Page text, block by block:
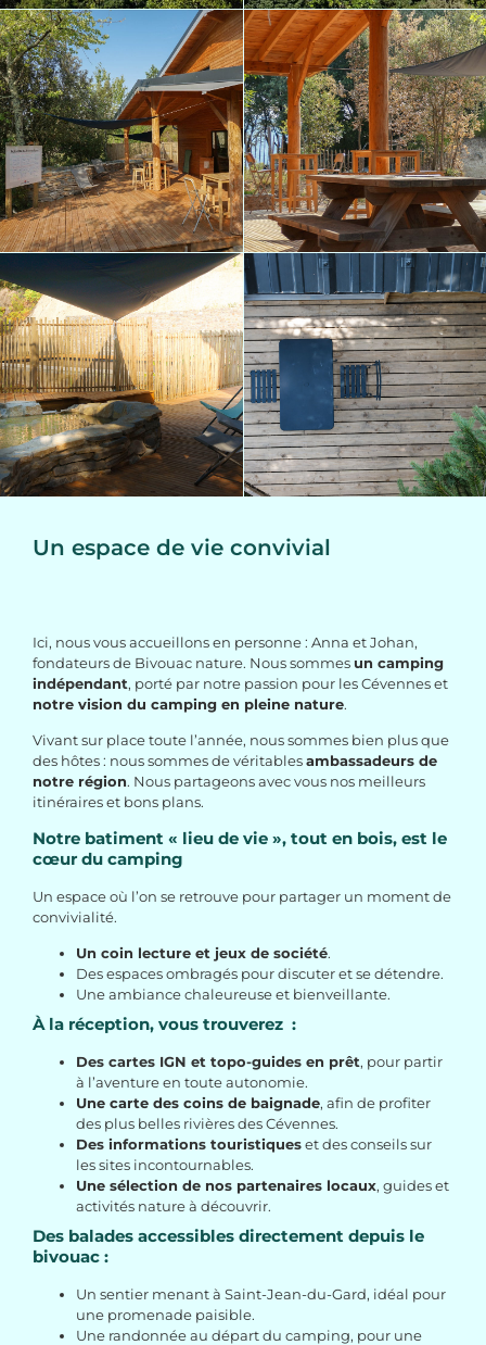
Un espace de vie convivial
Ici, nous vous accueillons en personne : Anna et Johan,
fondateurs de Bivouac nature. Nous sommes un camping
indépendant, porté par notre passion pour les Cévennes et
notre vision du camping en pleine nature.
Vivant sur place toute l’année, nous sommes bien plus que
des hôtes : nous sommes de véritablesambassadeurs de
notre région. Nous partageons avec vous nos meilleurs
itinéraires et bons plans.
Notre batiment « lieu de vie », tout en bois, est le
cœur du camping
Un espace où l’on se retrouve pour partager un moment de
convivialité.
Un coin lecture et jeux de société.
Des espaces ombragés pour discuter et se détendre.
Une ambiance chaleureuse et bienveillante.
À la réception, vous trouverez :
Des cartes IGN et topo-guides en prêt, pour partir
à l’aventure en toute autonomie.
Une carte des coins de baignade, afin de profiter
des plus belles rivières des Cévennes.
Des informations touristiqueset des conseils sur
les sites incontournables.
Une sélection de nos partenaires locaux, guides et
activités nature à découvrir.
Des balades accessibles directement depuis le
bivouac :
Un sentier menant à Saint-Jean-du-Gard, idéal pour
une promenade paisible.
Une randonnée au départ du camping, pour une